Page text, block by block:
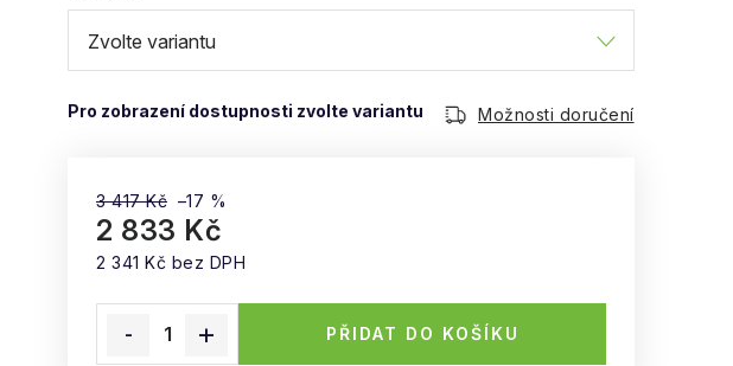
Možnosti doručení
3 417 Kč –17 %
2 833 Kč
2 341 Kč bez DPH
PŘIDAT DO KOŠÍKU